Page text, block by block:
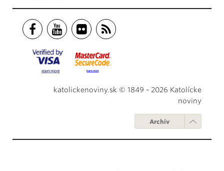
katolickenoviny.sk © 1849 - 2026 Katolícke
noviny
Archív